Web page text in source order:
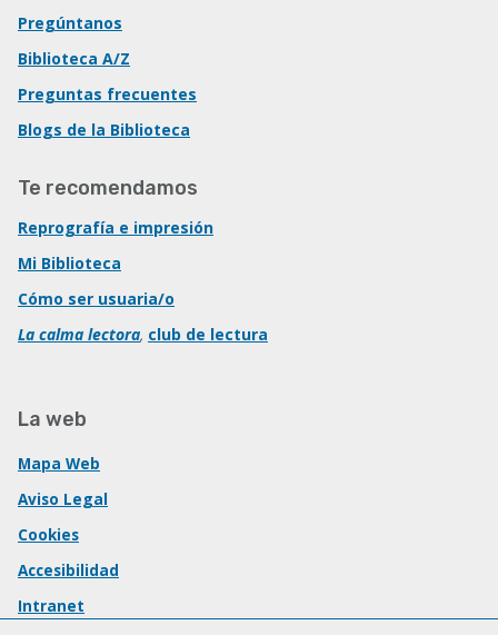
Pregúntanos
Biblioteca A/Z
Preguntas frecuentes
Blogs de la Biblioteca
Te recomendamos
Reprografía e impresión
Mi Biblioteca
Cómo ser usuaria/o
La calma lectora, club de lectura
La web
Mapa Web
Aviso Legal
Cookies
Accesibilidad
Intranet